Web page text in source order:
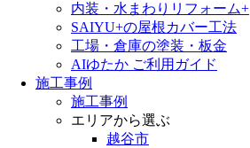
内装・水まわりリフォーム+
SAIYU+の屋根カバー工法
工場・倉庫の塗装・板金
AIゆたか ご利用ガイド
施工事例
施工事例
エリアから選ぶ
越谷市